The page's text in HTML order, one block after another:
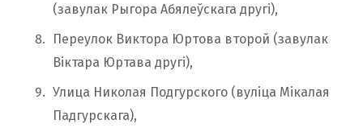
(завулак Рыгора Абялеўскага другі),
Переулок Виктора Юртова второй (завулак
Віктара Юртава другі),
Улица Николая Подгурского (вуліца Мікалая
Падгурскага),